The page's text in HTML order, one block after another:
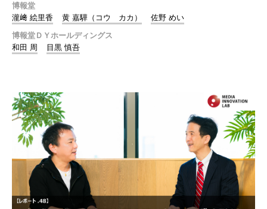
博報堂
瀧﨑 絵里香
黄 嘉驊（コウ カカ）
佐野 めい
博報堂ＤＹホールディングス
和田 周
目黒 慎吾